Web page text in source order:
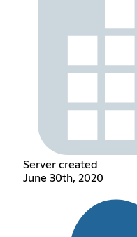
Server created
June 30th, 2020